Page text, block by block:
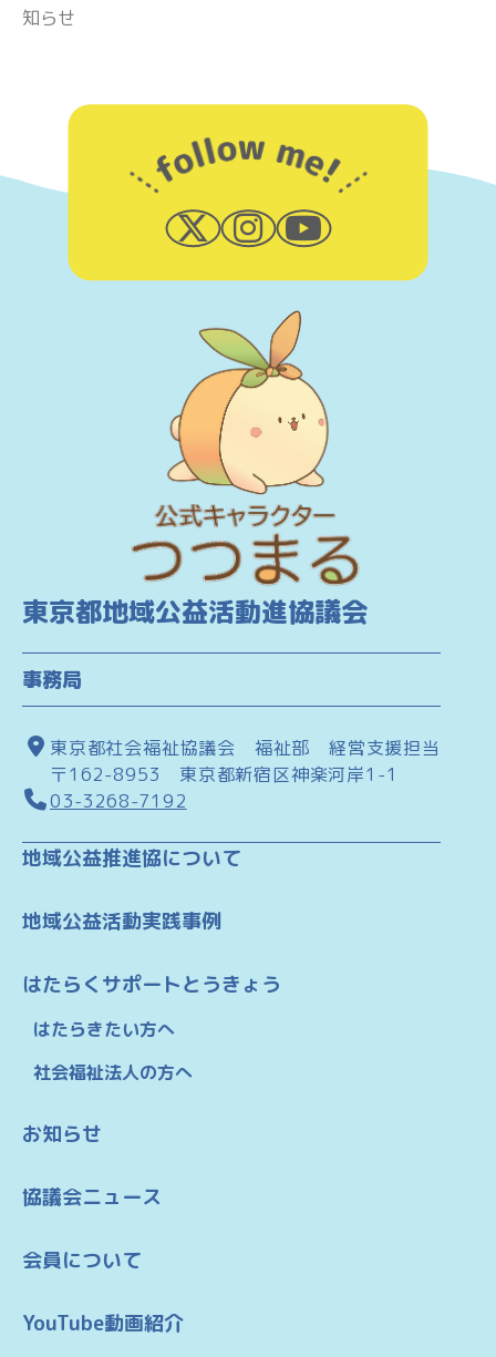
知らせ
東京都地域公益活動進協議会
事務局
東京都社会福祉協議会 福祉部 経営支援担当
〒162-8953 東京都新宿区神楽河岸1-1
03-3268-7192
地域公益推進協について
地域公益活動実践事例
はたらくサポートとうきょう
はたらきたい方へ
社会福祉法人の方へ
お知らせ
協議会ニュース
会員について
YouTube動画紹介